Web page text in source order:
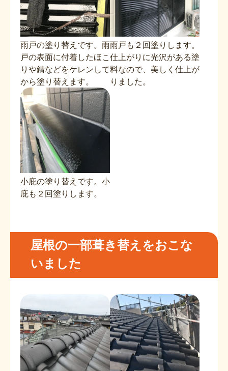
雨戸の塗り替えです。雨
戸の表面に付着したほこ
りや錆などをケレンして
から塗り替えます。
雨戸も２回塗りします。
仕上がりに光沢がある塗
料なので、美しく仕上が
りました。
小庇の塗り替えです。小
庇も２回塗りします。
屋根の一部葺き替えをおこな
いました